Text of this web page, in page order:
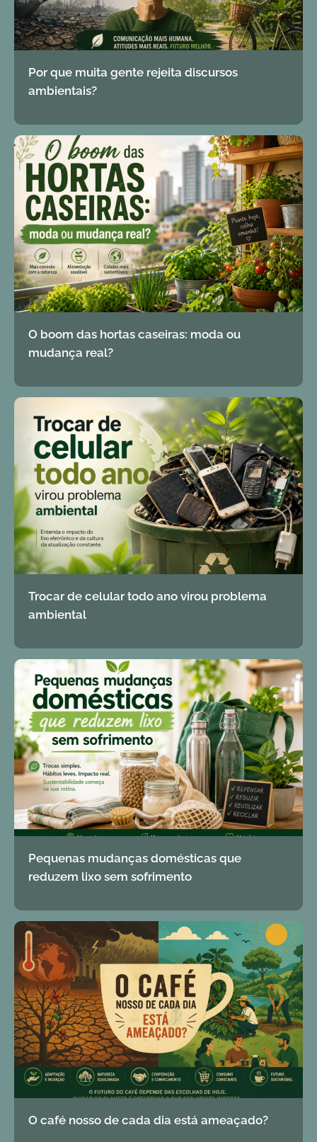
Por que muita gente rejeita discursos
ambientais?
O boom das hortas caseiras: moda ou
mudança real?
Trocar de celular todo ano virou problema
ambiental
Pequenas mudanças domésticas que
reduzem lixo sem sofrimento
O café nosso de cada dia está ameaçado?